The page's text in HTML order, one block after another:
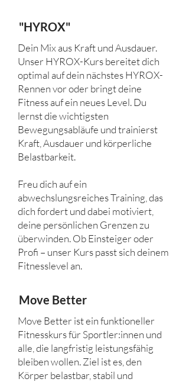
"HYROX"
Dein Mix aus Kraft und Ausdauer.
Unser HYROX-Kurs bereitet dich
optimal auf dein nächstes HYROX-
Rennen vor oder bringt deine
Fitness auf ein neues Level. Du
lernst die wichtigsten
Bewegungsabläufe und trainierst
Kraft, Ausdauer und körperliche
Belastbarkeit.
Freu dich auf ein
abwechslungsreiches Training, das
dich fordert und dabei motiviert,
deine persönlichen Grenzen zu
überwinden. Ob Einsteiger oder
Profi – unser Kurs passt sich deinem
Fitnesslevel an.
Move Better
Move Better ist ein funktioneller
Fitnesskurs für Sportler:innen und
alle, die langfristig leistungsfähig
bleiben wollen. Ziel ist es, den
Körper belastbar, stabil und